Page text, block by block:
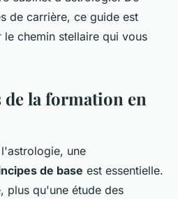
de carrière, ce guide est
chemin stellaire qui vous
de la formation en
une
de base est essentielle.
plus qu'une étude des